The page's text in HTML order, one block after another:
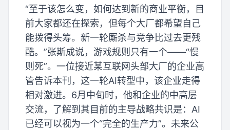
“至于该怎么变，如何达到新的商业平衡，目
前大家都还在探索，但每个大厂都希望自己
能拨得头筹。新一轮厮杀与竞争比过去更残
酷。”张斯成说，游戏规则只有一个——“慢
则死”。一位接近某互联网头部大厂的企业高
管告诉本刊，这一轮AI转型中，该企业走得
相对激进。6月中旬时，他和企业的中高层
交流，了解到其目前的主导战略共识是：AI
已经可以视为一个“完全的生产力”。未来公